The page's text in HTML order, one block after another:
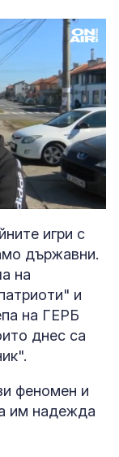
игри с
държавни.
на
и
на ГЕРБ
днес са
феномен и
им надежда